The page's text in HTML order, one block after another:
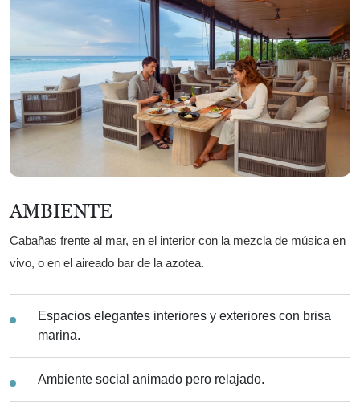
AMBIENTE
Cabañas frente al mar, en el interior con la mezcla de música en
vivo, o en el aireado bar de la azotea.
Espacios elegantes interiores y exteriores con brisa
marina.
Ambiente social animado pero relajado.